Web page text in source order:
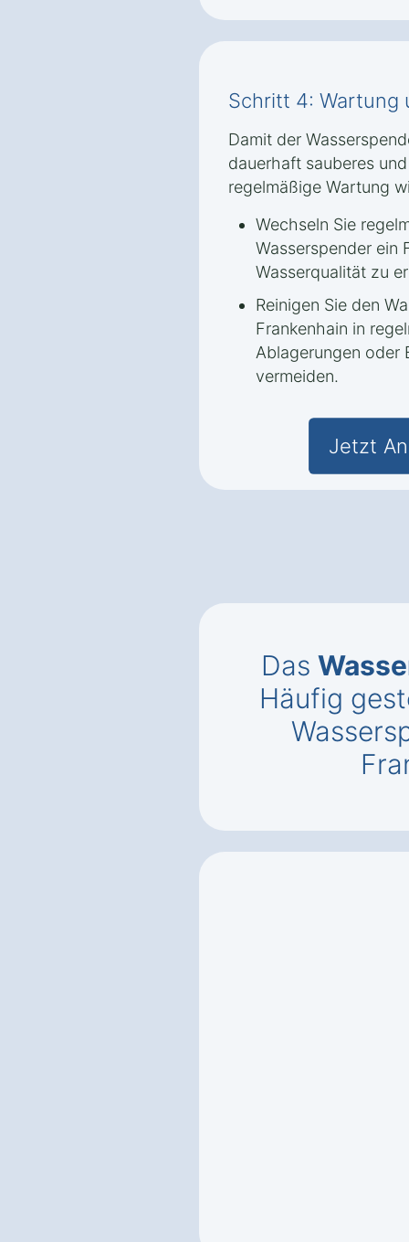
Schritt 4: Wartung
Damit der
dauerhaft sauberes
regelmäßige Wartung
Wechseln Sie
Wasserspender ein
Wasserqualität zu
Reinigen Sie den
Frankenhain in
Ablagerungen oder
vermeiden.
Jetzt
Das
Häufig